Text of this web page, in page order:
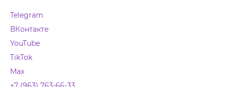
Telegram
ВКонтакте
YouTube
TikTok
Max